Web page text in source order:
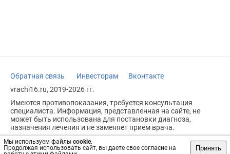
Мы используем файлы cookie.
Продолжая использовать сайт, вы даете свое согласие на
Принять
Обратная связь Инвесторам
Вконтакте
vrachi16.ru, 2019-2026 гг.
Имеются противопоказания, требуется консультация
специалиста. Информация, представленная на сайте, не
может быть использована для постановки диагноза,
назначения лечения и не заменяет прием врача.
Возрастное ограничение: 18+